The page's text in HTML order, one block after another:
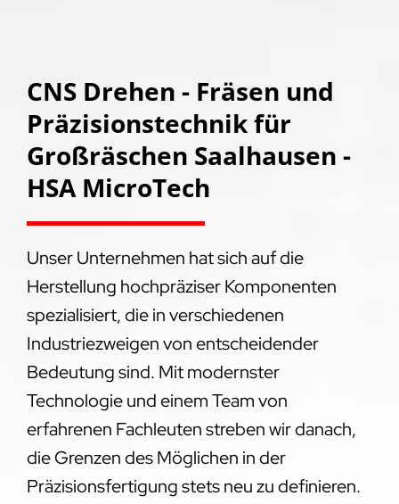
CNS Drehen - Fräsen und
Präzisionstechnik für
Großräschen Saalhausen -
HSA MicroTech
Unser Unternehmen hat sich auf die
Herstellung hochpräziser Komponenten
spezialisiert, die in verschiedenen
Industriezweigen von entscheidender
Bedeutung sind. Mit modernster
Technologie und einem Team von
erfahrenen Fachleuten streben wir danach,
die Grenzen des Möglichen in der
Präzisionsfertigung stets neu zu definieren.